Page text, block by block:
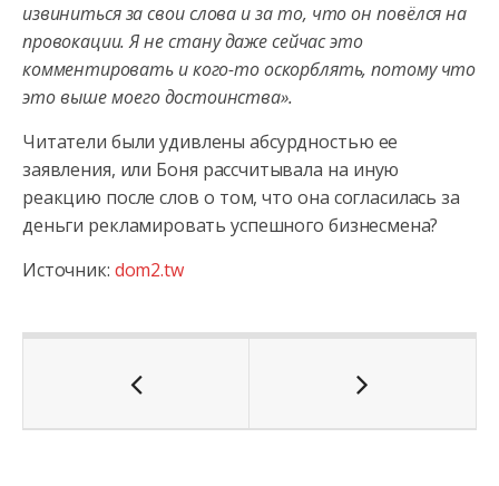
извиниться за свои слова и за то, что он повёлся на
провокации. Я не стану даже сейчас это
комментировать и кого-то оскорблять, потому что
это выше моего достоинства».
Читатели были удивлены абсурдностью ее
заявления, или Боня рассчитывала на иную
реакцию после слов о том, что она согласилась за
деньги рекламировать успешного бизнесмена?
Источник: dom2.tw